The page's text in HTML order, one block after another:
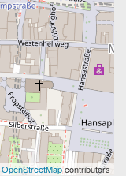
OpenStreetMapcontributors